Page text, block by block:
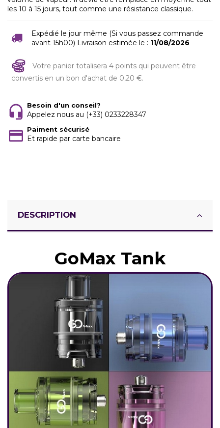
les 10 à 15 jours, tout comme une résistance classique.
Expédié le jour même (Si vous passez commande
avant 15h00) Livraison estimée le : 11/08/2026
Votre panier totalisera 4 points qui peuvent être
convertis en un bon d'achat de 0,20 €.
Besoin d'un conseil?
Appelez nous au (+33) 0233228347
Paiment sécurisé
Et rapide par carte bancaire
DESCRIPTION
GoMax Tank